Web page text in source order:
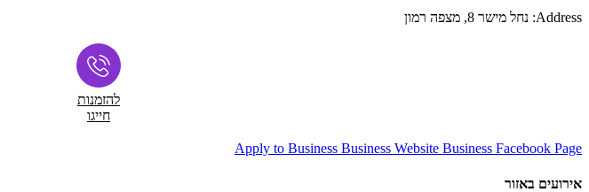
Address: נחל מישר 8, מצפה רמון
להזמנות
חייגו
Apply to Business Business Website Business Facebook Page
אירועים באזור